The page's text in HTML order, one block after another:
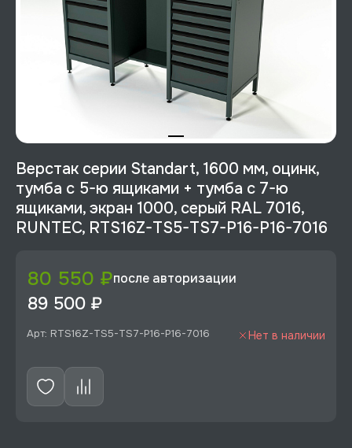
Верстак серии Standart, 1600 мм, оцинк,
тумба с 5-ю ящиками + тумба с 7-ю
ящиками, экран 1000, серый RAL 7016,
RUNTEC, RTS16Z-TS5-TS7-P16-P16-7016
80 550 ₽после авторизации
89 500 ₽
Арт: RTS16Z-TS5-TS7-P16-P16-7016 Нет в наличии